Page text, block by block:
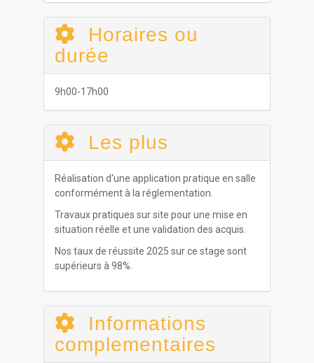
Horaires ou
durée
9h00-17h00
Les plus
Réalisation d'une application pratique en salle
conformément à la réglementation.
Travaux pratiques sur site pour une mise en
situation réelle et une validation des acquis.
Nos taux de réussite 2025 sur ce stage sont
supérieurs à 98%.
Informations
complementaires